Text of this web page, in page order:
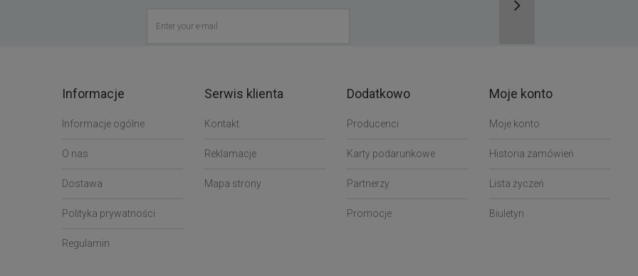
Informacje
Informacje ogólne
O nas
Dostawa
Polityka prywatności
Regulamin
Serwis klienta
Kontakt
Reklamacje
Mapa strony
Dodatkowo
Producenci
Karty podarunkowe
Partnerzy
Promocje
Moje konto
Moje konto
Historia zamówień
Lista życzeń
Biuletyn